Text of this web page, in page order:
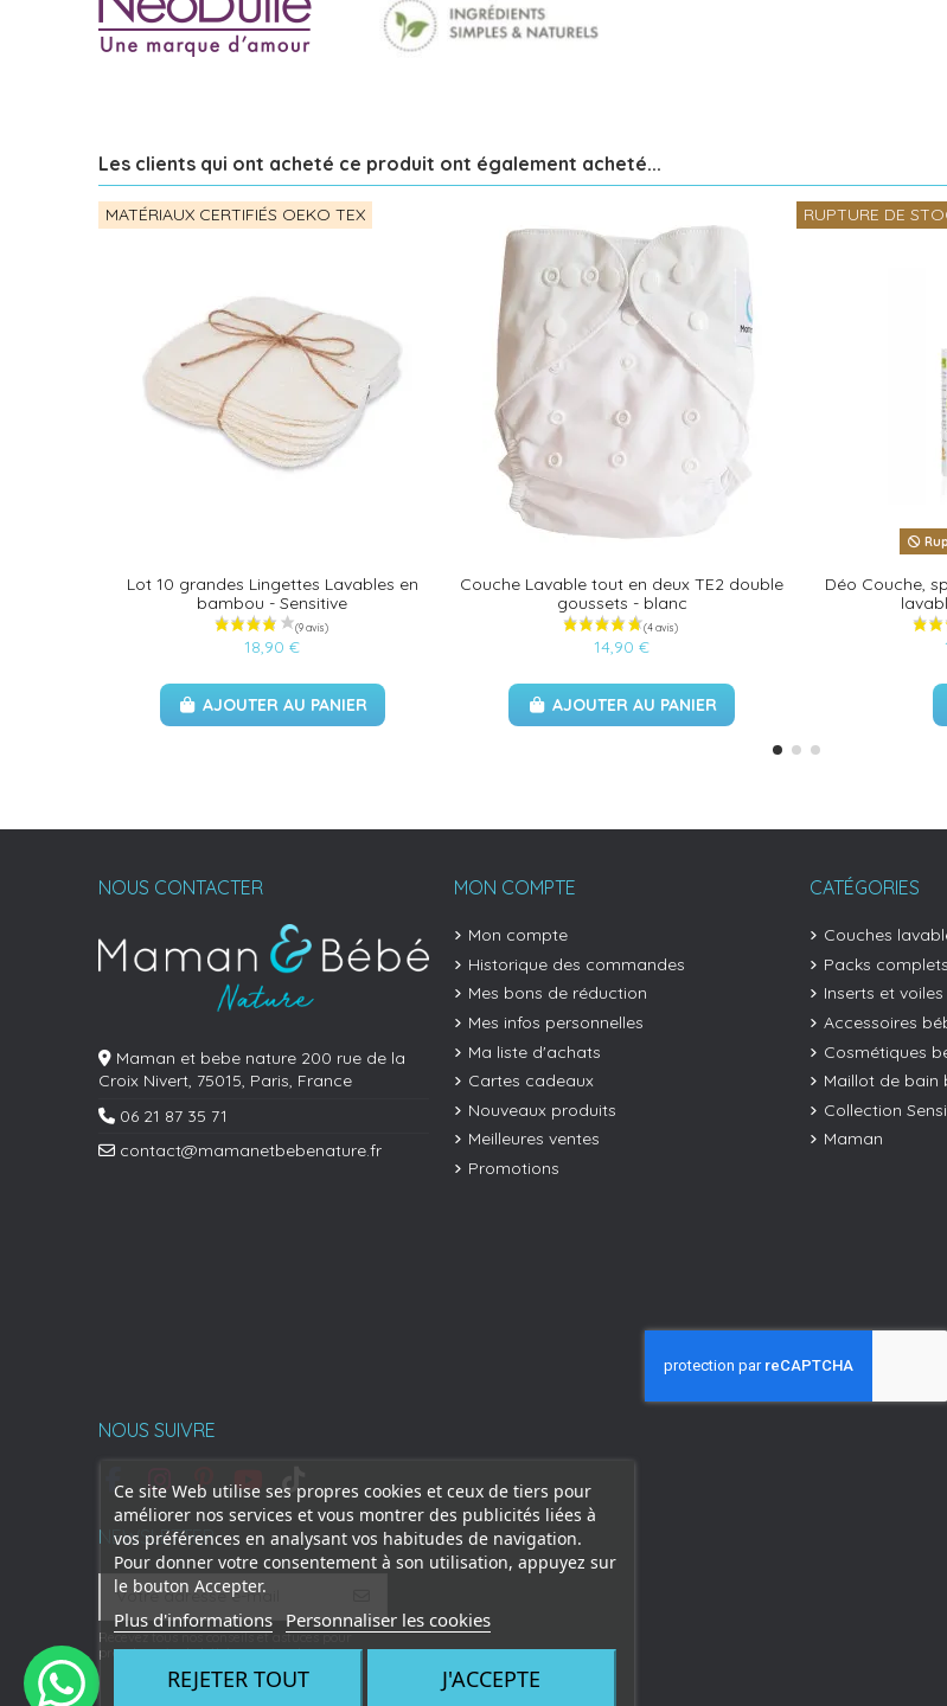
Ce site Web utilise ses propres cookies et ceux de tiers pour
améliorer nos services et vous montrer des publicités liées à
vos préférences en analysant vos habitudes de navigation.
Pour donner votre consentement à son utilisation, appuyez sur
le bouton Accepter.
Plus d'informations Personnaliser les cookies
REJETER TOUT J'ACCEPTE
Les clients qui ont acheté ce produit ont également acheté...
MATÉRIAUX CERTIFIÉS OEKO TEX
Lot 10 grandes Lingettes Lavables en
bambou - Sensitive
18,90 €
AJOUTER AU PANIER
Couche Lavable tout en deux TE2 double
goussets - blanc
14,90 €
AJOUTER AU PANIER
RUPTURE DE
Déo Couche,
NOUS CONTACTER
Maman et bebe nature 200 rue de la
Croix Nivert, 75015, Paris, France
06 21 87 35 71
contact@mamanetbebenature.fr
MON COMPTE
Mon compte
Historique des commandes
Mes bons de réduction
Mes infos personnelles
Ma liste d'achats
Cartes cadeaux
Nouveaux produits
Meilleures ventes
Promotions
CATÉGORIES
Couches
Packs complets
Inserts et
Accessoires
Cosmétiques
Maillot de bain
Collection
Maman
NOUS SUIVRE
NEWSLETTER
Recevez tous nos conseils et astuces pour
prendre soin de bébé au naturel